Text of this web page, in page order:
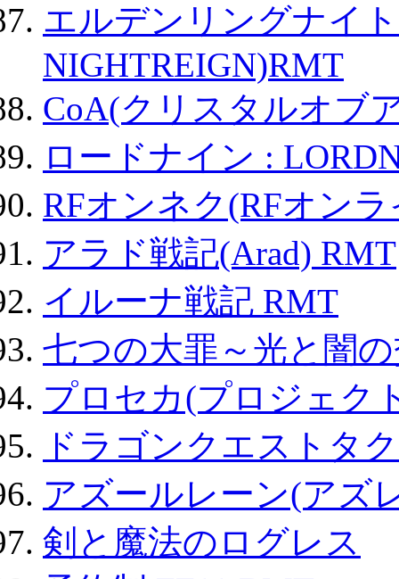
エルデンリングナイ
NIGHTREIGN)RMT
CoA(クリスタルオブ
ロードナイン :
RFオンネク(RFオン
アラド戦記(Arad) RMT
イルーナ戦記 RMT
七つの大罪～光と闇
プロセカ(プロジェク
ドラゴンクエストタ
アズールレーン(アズ
剣と魔法のログレス